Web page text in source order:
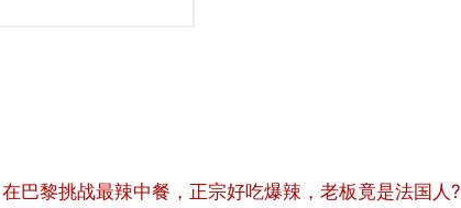
巴黎挑战最辣中餐，正宗好吃爆辣，老板竟是法国人?